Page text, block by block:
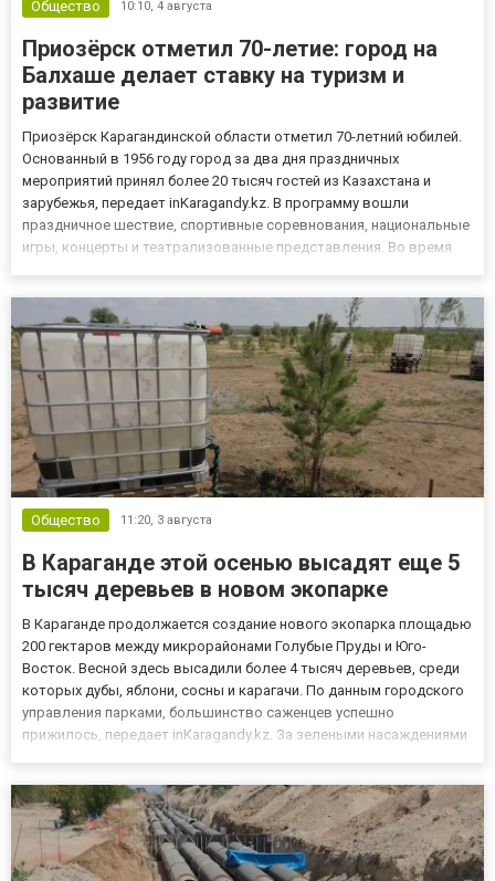
Общество 10:10, 4 августа
Приозёрск отметил 70-летие: город на
Балхаше делает ставку на туризм и
развитие
Приозёрск Карагандинской области отметил 70-летний юбилей.
Основанный в 1956 году город за два дня праздничных
мероприятий принял более 20 тысяч гостей из Казахстана и
зарубежья, передает inKaragandy.kz. В программу вошли
праздничное шествие, спортивные соревнования, национальные
игры, концерты и театрализованные представления. Во время
акима, нагр...
Общество 11:20, 3 августа
В Караганде этой осенью высадят еще 5
тысяч деревьев в новом экопарке
В Караганде продолжается создание нового экопарка площадью
200 гектаров между микрорайонами Голубые Пруды и Юго-
Восток. Весной здесь высадили более 4 тысяч деревьев, среди
которых дубы, яблони, сосны и карагачи. По данным городского
управления парками, большинство саженцев успешно
прижилось, передает inKaragandy.kz. За зелеными насаждениями
установлено свы...